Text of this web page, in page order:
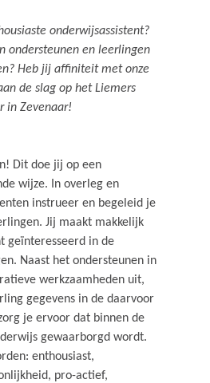
onderwijsassistent?
ondersteunen en leerlingen
Heb jij affiniteit met onze
de slag op het Liemers
in Zevenaar!
Dit doe jij op een
wijze. In overleg en
instrueer en begeleid je
Jij maakt makkelijk
geïnteresseerd in de
Naast het ondersteunen in
werkzaamheden uit,
gegevens in de daarvoor
je ervoor dat binnen de
gewaarborgd wordt.
enthousiast,
pro-actief,